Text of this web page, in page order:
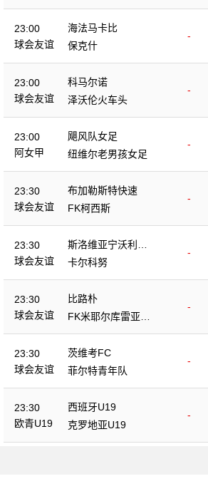
23:00
球会友谊
海法马卡比
-
保克什
23:00
球会友谊
科马尔诺
-
泽沃伦火车头
23:00
阿女甲
飓风队女足
-
纽维尔老男孩女足
23:30
球会友谊
布加勒斯特快速
-
FK柯西斯
23:30
球会友谊
斯洛维亚宁沃利博
茨
-
卡尔科努
23:30
球会友谊
比路朴
-
FK米耶尔库雷亚丘
克
23:30
球会友谊
茨维考FC
-
菲尔特青年队
23:30
欧青U19
西班牙U19
-
克罗地亚U19